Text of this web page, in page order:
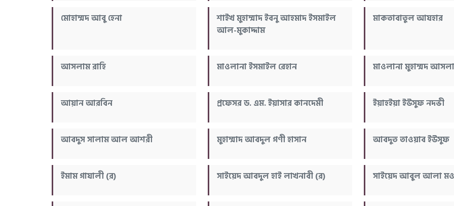
মোহাম্মদ আবু হেনা
শাইখ মুহাম্মাদ ইবনু আহমাদ ইসমাইল
আল-মুকাদ্দাম
মাকতাবাতুল আযহার
আসলাম রাহি মাওলানা ইসমাইল রেহান মাওলানা মুহাম্মদ
আয়ান আরবিন প্রফেসর ড. এম. ইয়াসার কানদেমী ইয়াহইয়া ইউসুফ নদভী
আবদুস সালাম আল আশরী মুহাম্মাদ আবদুল গণী হাসান আবদুত তাওয়াব ইউসুফ
ইমাম গাযালী (র) সাইয়েদ আবদুল হাই লাখনাবী (র) সাইয়েদ আবুল আলা